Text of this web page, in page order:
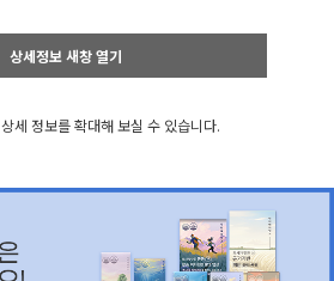
상세정보 새창 열기
상세 정보를 확대해 보실 수 있습니다.